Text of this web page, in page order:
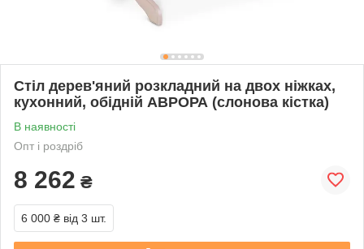
Стіл дерев'яний розкладний на двох ніжках,
кухонний, обідній АВРОРА (слонова кістка)
В наявності
Опт і роздріб
8 262 ₴
6 000 ₴ від 3 шт.